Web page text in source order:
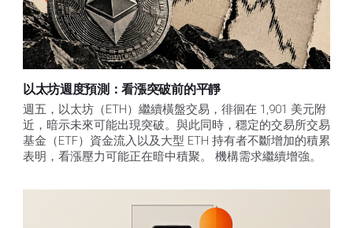
以太坊週度預測：看漲突破前的平靜
週五，以太坊（ETH）繼續橫盤交易，徘徊在 1,901 美元附
近，暗示未來可能出現突破。與此同時，穩定的交易所交易
基金（ETF）資金流入以及大型 ETH 持有者不斷增加的積累
表明，看漲壓力可能正在暗中積聚。 機構需求繼續增強。